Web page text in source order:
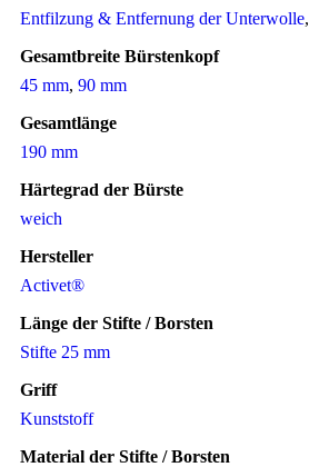
Entfilzung & Entfernung der Unterwolle,
Gesamtbreite Bürstenkopf
45 mm, 90 mm
Gesamtlänge
190 mm
Härtegrad der Bürste
weich
Hersteller
Activet®
Länge der Stifte / Borsten
Stifte 25 mm
Griff
Kunststoff
Material der Stifte / Borsten